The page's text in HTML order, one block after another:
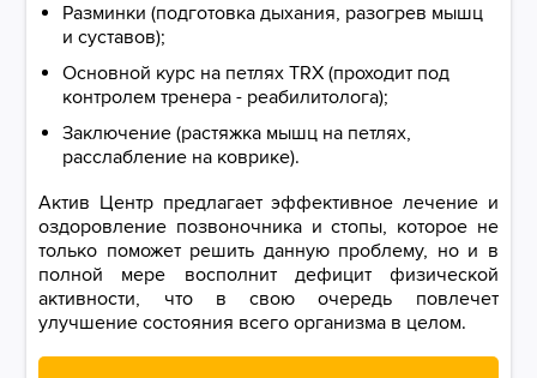
Разминки (подготовка дыхания, разогрев мышц
и суставов);
Основной курс на петлях TRX (проходит под
контролем тренера - реабилитолога);
Заключение (растяжка мышц на петлях,
расслабление на коврике).
Актив Центр предлагает эффективное лечение и
оздоровление позвоночника и стопы, которое не
только поможет решить данную проблему, но и в
полной мере восполнит дефицит физической
активности, что в свою очередь повлечет
улучшение состояния всего организма в целом.